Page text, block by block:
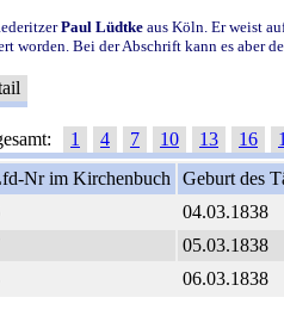
Paul Lüdtke aus Köln. Er weist
worden. Bei der Abschrift kann es aber
1 4 7 10 13 16
Nr im Kirchenbuch Geburt des
04.03.1838
05.03.1838
06.03.1838